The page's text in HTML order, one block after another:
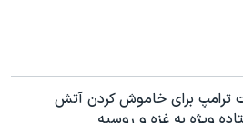
ترامپ برای خاموش کردن آتش